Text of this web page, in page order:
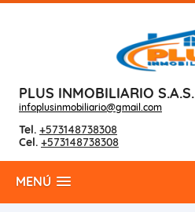
PLUS INMOBILIARIO S.A.S.
infoplusinmobiliario@gmail.com
Tel. +573148738308
Cel. +573148738308
MENÚ